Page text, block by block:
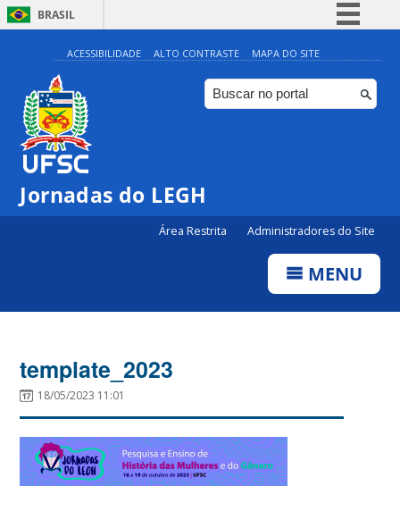
BRASIL
Simplifique!
Comunica BR
Participe
ACESSIBILIDADE ALTO CONTRASTE MAPA DO SITE
Jornadas do LEGH
Área Restrita Administradores do Site
MENU
template_2023
18/05/2023 11:01